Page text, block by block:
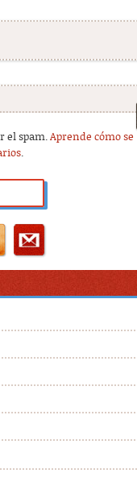
el spam.Aprende cómo se
.